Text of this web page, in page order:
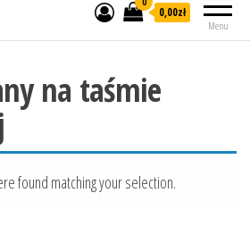
Menu
0,00zł
na taśmie
found matching your selection.